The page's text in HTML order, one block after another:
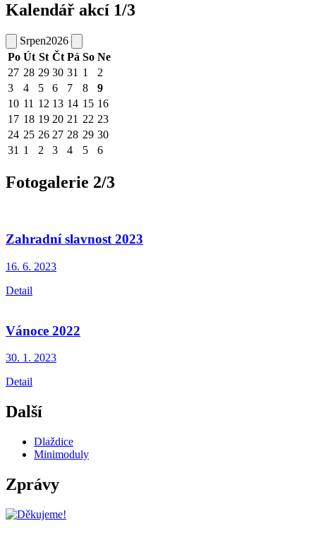
Kalendář akcí 1/3
Srpen2026
Po Út St Čt Pá So Ne
27 28 29 30 31 1
2
3
4 5 6 7 8
9
10 11 12 13 14 15 16
17 18 19 20 21 22 23
24 25 26 27 28 29 30
31 1 2 3 4 5 6
Fotogalerie 2/3
Zahradní slavnost 2023
16. 6. 2023
Detail
Vánoce 2022
30. 1. 2023
Detail
Další
Dlaždice
Minimoduly
Zprávy